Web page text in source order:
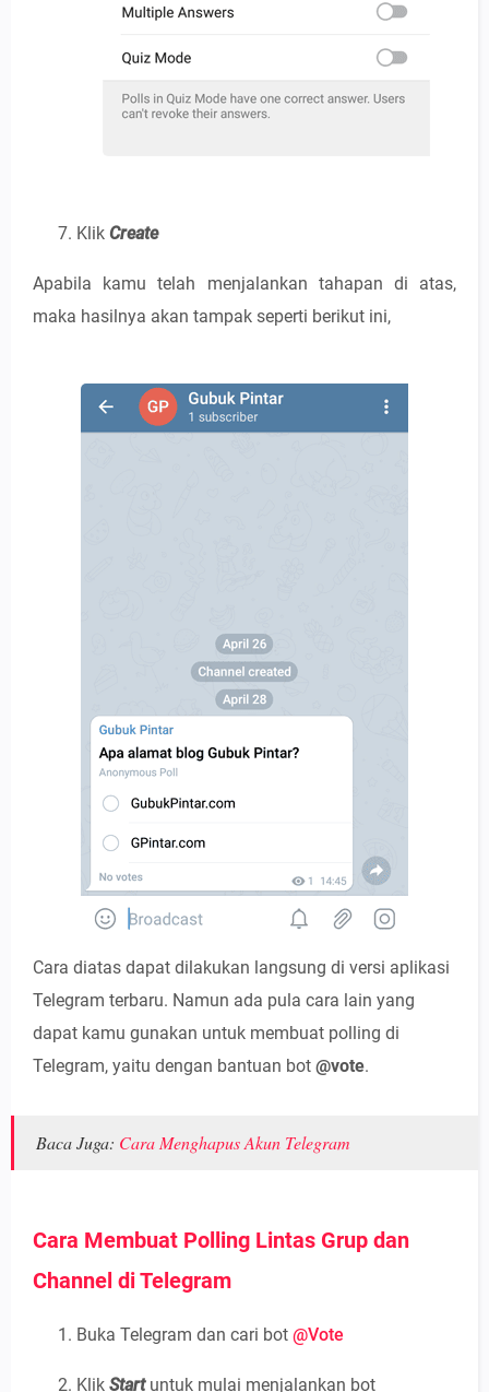
Klik Create
Apabila kamu telah menjalankan tahapan di atas,
maka hasilnya akan tampak seperti berikut ini,
Cara diatas dapat dilakukan langsung di versi aplikasi
Telegram terbaru. Namun ada pula cara lain yang
dapat kamu gunakan untuk membuat polling di
Telegram, yaitu dengan bantuan bot @vote.
Baca Juga: Cara Menghapus Akun Telegram
Cara Membuat Polling Lintas Grup dan
Channel di Telegram
Buka Telegram dan cari bot @Vote
Klik Startuntuk mulai menjalankan bot